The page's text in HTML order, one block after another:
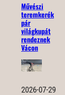
Művészi
teremkerék
pár
világkupát
rendeznek
Vácon
2026-07-29